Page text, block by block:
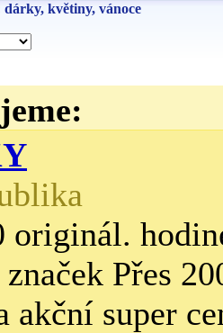
květiny, vánoce
originál.
Přes
akční super